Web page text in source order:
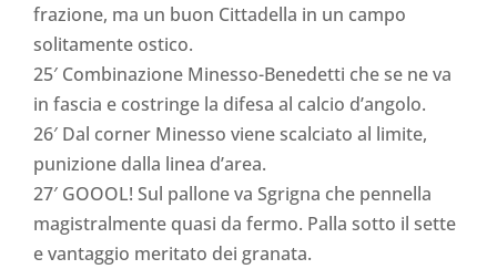
frazione, ma un buon Cittadella in un campo
solitamente ostico.
25′ Combinazione Minesso-Benedetti che se ne va
in fascia e costringe la difesa al calcio d’angolo.
26′ Dal corner Minesso viene scalciato al limite,
punizione dalla linea d’area.
27′ GOOOL! Sul pallone va Sgrigna che pennella
magistralmente quasi da fermo. Palla sotto il sette
e vantaggio meritato dei granata.